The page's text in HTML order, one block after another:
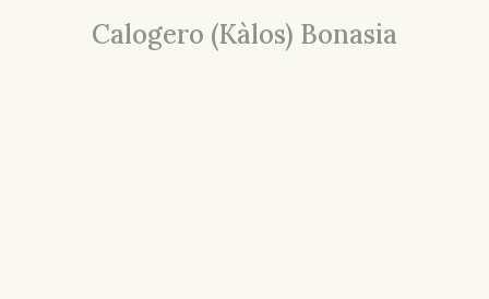
Calogero (Kàlos) Bonasia